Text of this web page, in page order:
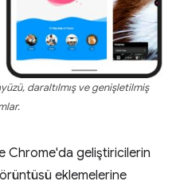
daraltılmış ve genişletilmiş
Chrome'da geliştiricilerin
eklemelerine